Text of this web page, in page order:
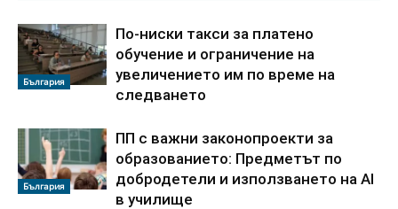
България
По-ниски такси за платено
обучение и ограничение на
увеличението им по време на
следването
България
ПП с важни законопроекти за
образованието: Предметът по
добродетели и използването на AI
в училище